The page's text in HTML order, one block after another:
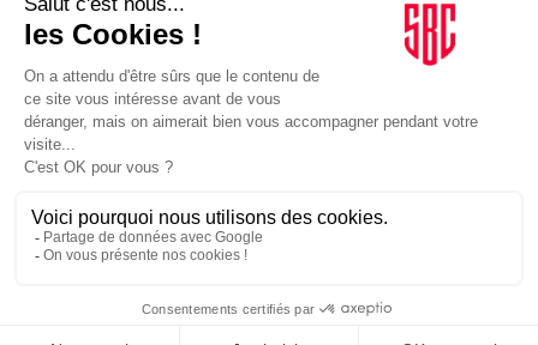
INFLUENCIA
JE DÉCOUVRE LE GROUPE